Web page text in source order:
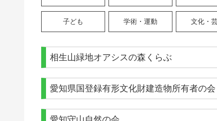
子ども 学術・運動 文化・
相生山緑地オアシスの森くらぶ
愛知県国登録有形文化財建造物所有者の会